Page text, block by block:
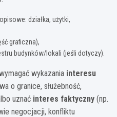
działka, użytki,
graficzna),
budynków/lokali (jeśli dotyczy).
wykazania interesu
o granice, służebność,
uznać interes faktyczny (np.
negocjacji, konfliktu